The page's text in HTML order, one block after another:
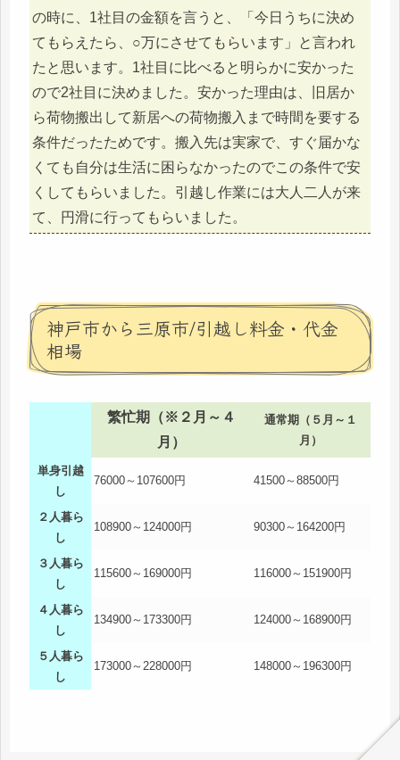
の時に、1社目の金額を言うと、「今日うちに決め
てもらえたら、○万にさせてもらいます」と言われ
たと思います。1社目に比べると明らかに安かった
ので2社目に決めました。安かった理由は、旧居か
ら荷物搬出して新居への荷物搬入まで時間を要する
条件だったためです。搬入先は実家で、すぐ届かな
くても自分は生活に困らなかったのでこの条件で安
くしてもらいました。引越し作業には大人二人が来
て、円滑に行ってもらいました。
神戸市から三原市/引越し料金・代金
相場
繁忙期（※２月～４
月）
通常期（５月～１
月）
単身引越
し
76000～107600円 41500～88500円
２人暮ら
し
108900～124000円 90300～164200円
３人暮ら
し
115600～169000円 116000～151900円
４人暮ら
し
134900～173300円 124000～168900円
５人暮ら
し
173000～228000円 148000～196300円